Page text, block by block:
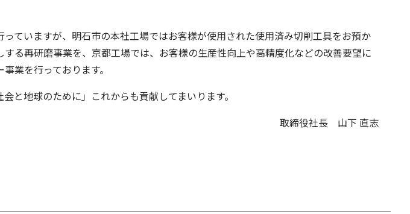
ていますが、明石市の本社工場ではお客様が使用された使用済み切削工具をお預か
る再研磨事業を、京都工場では、お客様の生産性向上や高精度化などの改善要望に
業を行っております。
と地球のために」これからも貢献してまいります。
取締役社長 山下 直志